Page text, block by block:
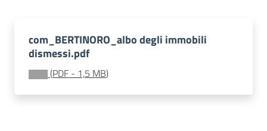
Territorio
com_BERTINORO_albo degli immobili
dismessi.pdf
(PDF - 1,5 MB)